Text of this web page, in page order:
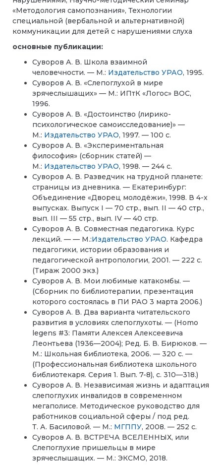
«Методология самопознания», Технологии
специальной (вербальной и альтернативной)
коммуникации для детей с нарушениями слуха
основные публикации:
Суворов А. В. Школа взаимной
человечности. — М.: Издательство УРАО, 1995.
Суворов А. В. «Слепоглухой в мире
зрячеслышащих» — М.: ИПтК «Логос» ВОС,
1996.
Суворов А. В. «Достоинство (лирико-
психологическое самоисследование)» —
М.: Издательство УРАО, 1997. — 100 с.
Суворов А. В. «Экспериментальная
философия» (сборник статей) —
М.: Издательство УРАО, 1998. — 244 с.
Суворов А. В. Разведчик на трудной планете:
страницы из дневника. — Екатеринбург:
Объединение «Дворец молодёжи», 1998. В 4-х
выпусках. Выпуск I — 70 стр., вып. II — 40 стр.,
вып. III — 55 стр., вып. IV — 40 стр.
Суворов А. В. Совместная педагогика. Курс
лекций. — — М.:Издательство УРАО. Кафедра
педагогики, истории образования и
педагогической антропологии, 2001. — 222 с.
(Тираж 2000 экз.)
Суворов А. В. Мои любимые катакомбы. —
(Сборник по библиотерапии, презентация
которого состоялась в ПИ РАО 3 марта 2006.)
Суворов А. В. Два варианта читательского
развития в условиях слепоглухоты. — (Homo
legens #3: Памяти Алексея Алексеевича
Леонтьева (1936—2004); Ред. Б. В. Бирюков. —
М.: Школьная библиотека, 2006. — 320 с. —
(Профессиональная библиотека школьного
библиотекаря. Серия 1. Вып. 7-8), с. 310—318.)
Суворов А. В. Независимая жизнь и адаптация
слепоглухих инвалидов в современном
мегаполисе. Методическое руководство для
работников социальной сферы / под ред.
Т. А. Басиловой. — М.: МГППУ, 2008. — 252 с.
Суворов А. В. ВСТРЕЧА ВСЕЛЕННЫХ, или
Слепоглухие пришельцы в мире
зрячеслышащих. — М.: ЭКСМО, 2018.